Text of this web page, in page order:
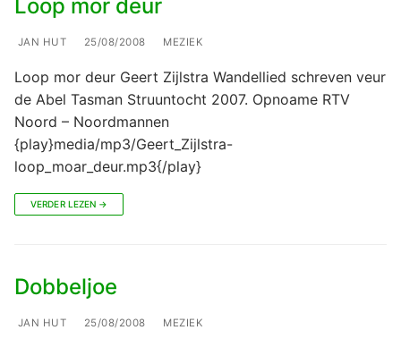
Loop mor deur
JAN HUT 25/08/2008 MEZIEK
Loop mor deur Geert Zijlstra Wandellied schreven veur
de Abel Tasman Struuntocht 2007. Opnoame RTV
Noord – Noordmannen
{play}media/mp3/Geert_Zijlstra-
loop_moar_deur.mp3{/play}
VERDER LEZEN →
Dobbeljoe
JAN HUT 25/08/2008 MEZIEK